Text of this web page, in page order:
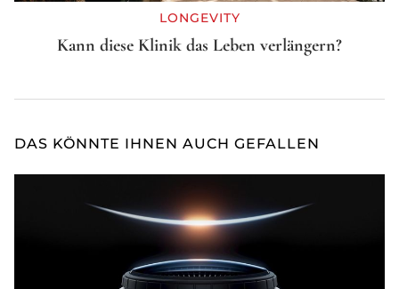
LONGEVITY
Kann diese Klinik das Leben verlängern?
DAS KÖNNTE IHNEN AUCH GEFALLEN